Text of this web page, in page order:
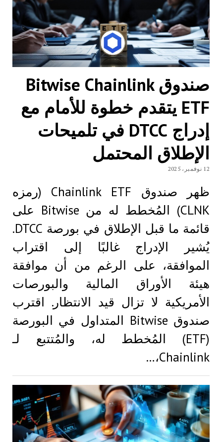
صندوق Bitwise Chainlink
ETF يتقدم خطوة للأمام مع
إدراج DTCC في تلميحات
الإطلاق المحتمل
12 نوفمبر، 2025
ظهر صندوق Chainlink ETF (رمزه
CLNK) المُخطط له من Bitwise على
قائمة ما قبل الإطلاق في بورصة DTCC.
يُشير الإدراج غالبًا إلى اقتراب
الموافقة، على الرغم من أن موافقة
هيئة الأوراق المالية والبورصات
الأمريكية لا تزال قيد الانتظار. اقترب
صندوق Bitwise المتداول في البورصة
(ETF) المُخطط له، والمُتتبع لـ
Chainlink،…